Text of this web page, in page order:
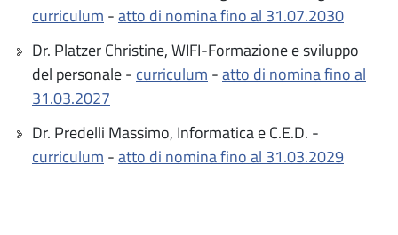
curriculum -atto di nomina fino al 31.07.2030
Dr. Platzer Christine, WIFI-Formazione e sviluppo
del personale - curriculum -atto di nomina fino al
31.03.2027
Dr. Predelli Massimo, Informatica e C.E.D. -
curriculum -atto di nomina fino al 31.03.2029